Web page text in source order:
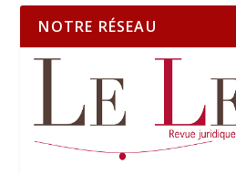
NOTRE RÉSEAU